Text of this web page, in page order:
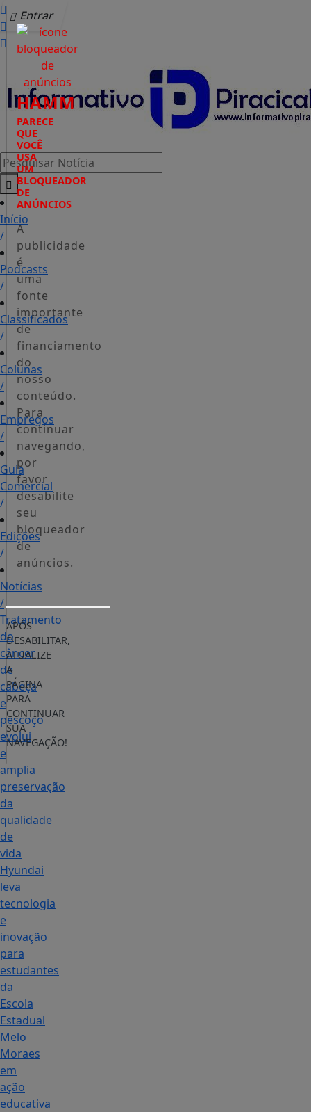
Entrar
Pesquisar Notícia
Início
/
Podcasts
/
Classificados
/
Colunas
/
Empregos
/
Guia
Comercial
/
Edições
/
Notícias
/
Tratamento
do
câncer
de
cabeça
e
pescoço
evolui
e
amplia
preservação
da
qualidade
de
vida
Hyundai
leva
tecnologia
e
inovação
para
estudantes
da
Escola
Estadual
Melo
Moraes
em
ação
educativa
HAMM
PARECE
QUE
VOCÊ
USA
UM
BLOQUEADOR
DE
ANÚNCIOS
A
publicidade
é
uma
fonte
importante
de
financiamento
do
nosso
conteúdo.
Para
continuar
navegando,
por
favor
desabilite
seu
bloqueador
de
anúncios.
APÓS
DESABILITAR,
ATUALIZE
A
PÁGINA
PARA
CONTINUAR
SUA
NAVEGAÇÃO!